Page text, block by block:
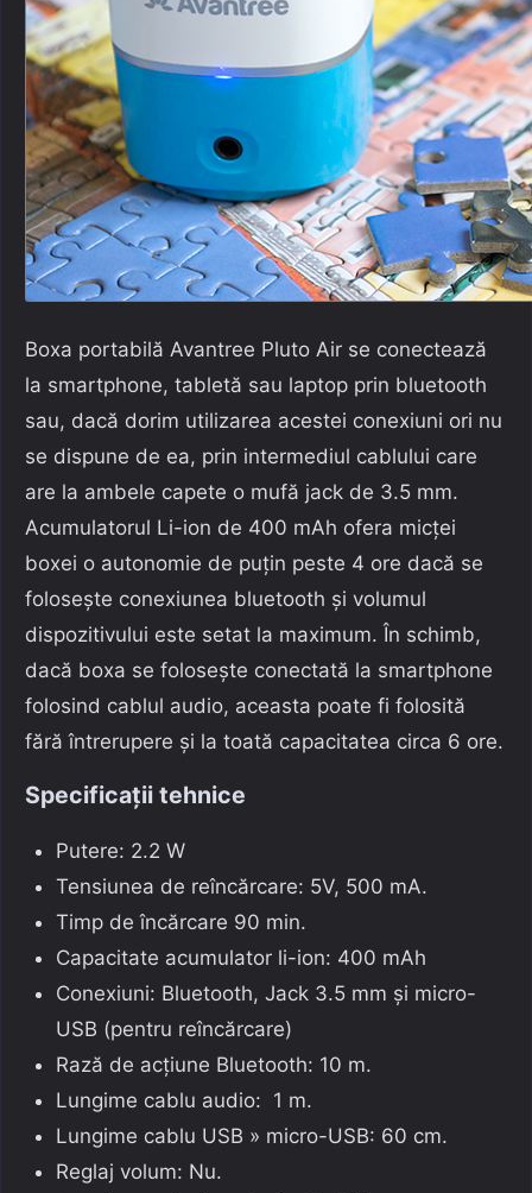
Boxa portabilă Avantree Pluto Air se conectează
la smartphone, tabletă sau laptop prin bluetooth
sau, dacă dorim utilizarea acestei conexiuni ori nu
se dispune de ea, prin intermediul cablului care
are la ambele capete o mufă jack de 3.5 mm.
Acumulatorul Li-ion de 400 mAh ofera micței
boxei o autonomie de puțin peste 4 ore dacă se
folosește conexiunea bluetooth și volumul
dispozitivului este setat la maximum. În schimb,
dacă boxa se folosește conectată la smartphone
folosind cablul audio, aceasta poate fi folosită
fără întrerupere și la toată capacitatea circa 6 ore.
Specificații tehnice
Putere: 2.2 W
Tensiunea de reîncărcare: 5V, 500 mA.
Timp de încărcare 90 min.
Capacitate acumulator li-ion: 400 mAh
Conexiuni: Bluetooth, Jack 3.5 mm și micro-
USB (pentru reîncărcare)
Rază de acțiune Bluetooth: 10 m.
Lungime cablu audio: 1 m.
Lungime cablu USB » micro-USB: 60 cm.
Reglaj volum: Nu.